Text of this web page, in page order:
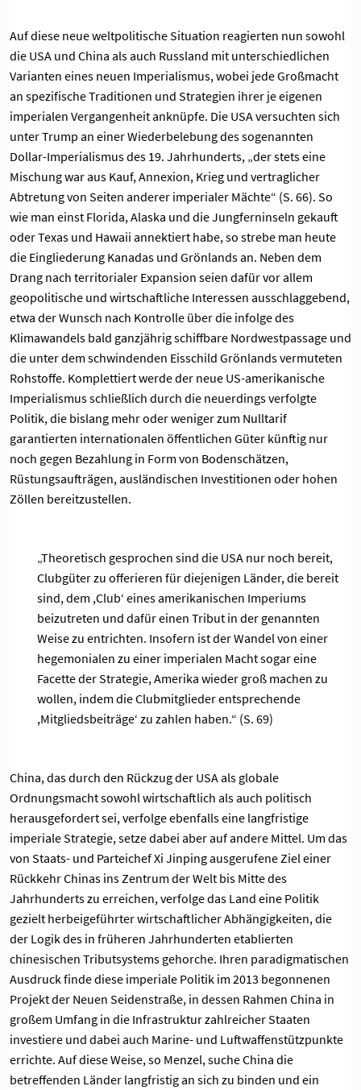
Auf diese neue weltpolitische Situation reagierten nun sowohl
die USA und China als auch Russland mit unterschiedlichen
Varianten eines neuen Imperialismus, wobei jede Großmacht
an spezifische Traditionen und Strategien ihrer je eigenen
imperialen Vergangenheit anknüpfe. Die USA versuchten sich
unter Trump an einer Wiederbelebung des sogenannten
Dollar-Imperialismus des 19. Jahrhunderts, „der stets eine
Mischung war aus Kauf, Annexion, Krieg und vertraglicher
Abtretung von Seiten anderer imperialer Mächte“ (S. 66). So
wie man einst Florida, Alaska und die Jungferninseln gekauft
oder Texas und Hawaii annektiert habe, so strebe man heute
die Eingliederung Kanadas und Grönlands an. Neben dem
Drang nach territorialer Expansion seien dafür vor allem
geopolitische und wirtschaftliche Interessen ausschlaggebend,
etwa der Wunsch nach Kontrolle über die infolge des
Klimawandels bald ganzjährig schiffbare Nordwestpassage und
die unter dem schwindenden Eisschild Grönlands vermuteten
Rohstoffe. Komplettiert werde der neue US-amerikanische
Imperialismus schließlich durch die neuerdings verfolgte
Politik, die bislang mehr oder weniger zum Nulltarif
garantierten internationalen öffentlichen Güter künftig nur
noch gegen Bezahlung in Form von Bodenschätzen,
Rüstungsaufträgen, ausländischen Investitionen oder hohen
Zöllen bereitzustellen.
„Theoretisch gesprochen sind die USA nur noch bereit,
Clubgüter zu offerieren für diejenigen Länder, die bereit
sind, dem ,Club‘ eines amerikanischen Imperiums
beizutreten und dafür einen Tribut in der genannten
Weise zu entrichten. Insofern ist der Wandel von einer
hegemonialen zu einer imperialen Macht sogar eine
Facette der Strategie, Amerika wieder groß machen zu
wollen, indem die Clubmitglieder entsprechende
,Mitgliedsbeiträge‘ zu zahlen haben.“ (S. 69)
China, das durch den Rückzug der USA als globale
Ordnungsmacht sowohl wirtschaftlich als auch politisch
herausgefordert sei, verfolge ebenfalls eine langfristige
imperiale Strategie, setze dabei aber auf andere Mittel. Um das
von Staats- und Parteichef Xi Jinping ausgerufene Ziel einer
Rückkehr Chinas ins Zentrum der Welt bis Mitte des
Jahrhunderts zu erreichen, verfolge das Land eine Politik
gezielt herbeigeführter wirtschaftlicher Abhängigkeiten, die
der Logik des in früheren Jahrhunderten etablierten
chinesischen Tributsystems gehorche. Ihren paradigmatischen
Ausdruck finde diese imperiale Politik im 2013 begonnenen
Projekt der Neuen Seidenstraße, in dessen Rahmen China in
großem Umfang in die Infrastruktur zahlreicher Staaten
investiere und dabei auch Marine- und Luftwaffenstützpunkte
errichte. Auf diese Weise, so Menzel, suche China die
betreffenden Länder langfristig an sich zu binden und ein